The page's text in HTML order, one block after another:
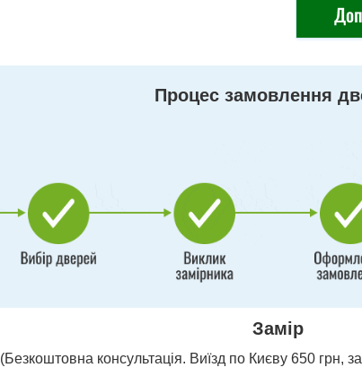
Процес замовлення
Замір
(Безкоштовна консультація. Виїзд по Києву 650 грн,